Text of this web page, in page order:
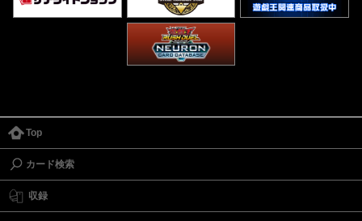
Top
カード検索
収録